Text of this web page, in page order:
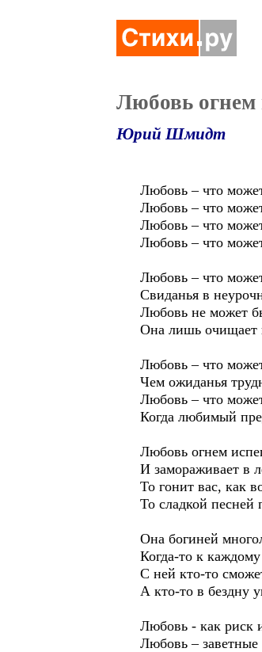
Любовь огнем
Юрий Шмидт
Любовь – что
Любовь – что
Любовь – что
Любовь – что
Любовь – что
Свиданья в
Любовь не может
Она лишь очищает
Любовь – что
Чем ожиданья
Любовь – что
Когда любимый
Любовь огнем
И замораживает в
То гонит вас, как
То сладкой песней
Она богиней
Когда-то к
С ней кто-то
А кто-то в бездну
Любовь - как риск
Любовь –